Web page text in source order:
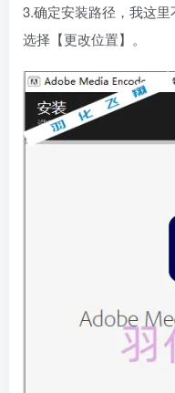
3.确定安装路径，我这里
选择【更改位置】。